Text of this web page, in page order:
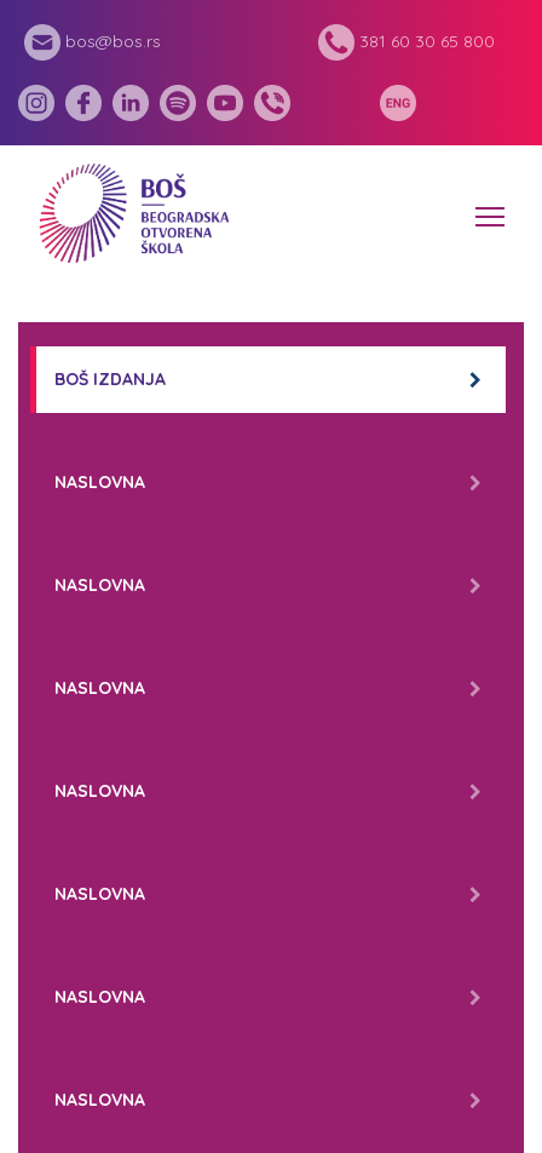
bos@bos.rs 381 60 30 65 800
BOŠ IZDANJA
NASLOVNA
NASLOVNA
NASLOVNA
NASLOVNA
NASLOVNA
NASLOVNA
NASLOVNA